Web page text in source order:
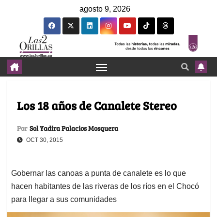
agosto 9, 2026
Los 18 años de Canalete Stereo
Por Sol Yadira Palacios Mosquera
OCT 30, 2015
Gobernar las canoas a punta de canalete es lo que
hacen habitantes de las riveras de los ríos en el Chocó
para llegar a sus comunidades